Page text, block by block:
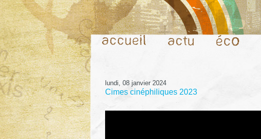
lundi, 08 janvier 2024
Cimes cinéphiliques 2023